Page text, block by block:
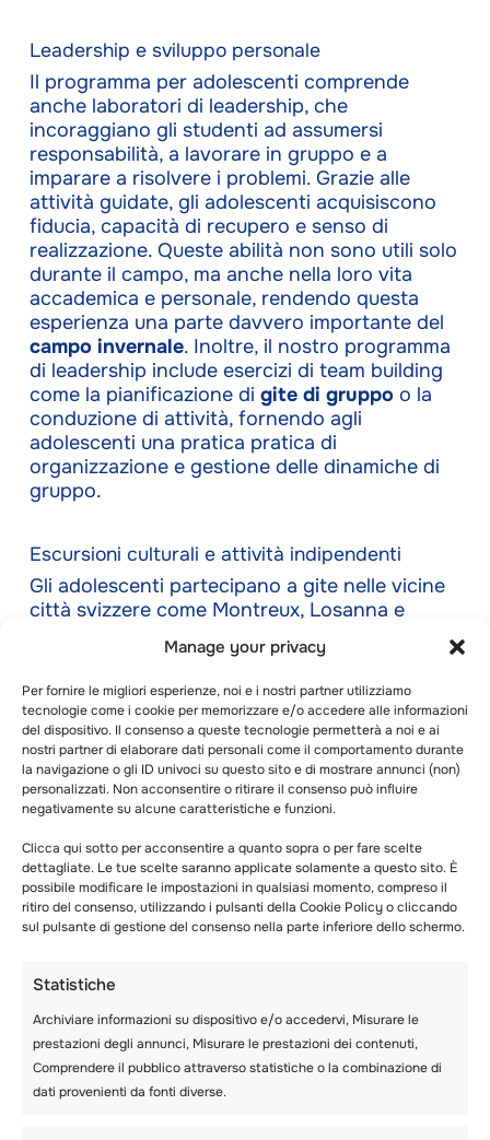
Manage your privacy
Per fornire le migliori esperienze, noi e i nostri partner utilizziamo
tecnologie come i cookie per memorizzare e/o accedere alle informazioni
del dispositivo. Il consenso a queste tecnologie permetterà a noi e ai
nostri partner di elaborare dati personali come il comportamento durante
la navigazione o gli ID univoci su questo sito e di mostrare annunci (non)
personalizzati. Non acconsentire o ritirare il consenso può influire
negativamente su alcune caratteristiche e funzioni.
Clicca qui sotto per acconsentire a quanto sopra o per fare scelte
dettagliate. Le tue scelte saranno applicate solamente a questo sito. È
possibile modificare le impostazioni in qualsiasi momento, compreso il
ritiro del consenso, utilizzando i pulsanti della Cookie Policy o cliccando
sul pulsante di gestione del consenso nella parte inferiore dello schermo.
Statistiche
Archiviare informazioni su dispositivo e/o accedervi, Misurare le
prestazioni degli annunci, Misurare le prestazioni dei contenuti,
Comprendere il pubblico attraverso statistiche o la combinazione di
dati provenienti da fonti diverse.
Leadership e sviluppo personale
Il programma per adolescenti comprende
anche laboratori di leadership, che
incoraggiano gli studenti ad assumersi
responsabilità, a lavorare in gruppo e a
imparare a risolvere i problemi. Grazie alle
attività guidate, gli adolescenti acquisiscono
fiducia, capacità di recupero e senso di
realizzazione. Queste abilità non sono utili solo
durante il campo, ma anche nella loro vita
accademica e personale, rendendo questa
esperienza una parte davvero importante del
campo invernale. Inoltre, il nostro programma
di leadership include esercizi di team building
come la pianificazione di gite di gruppoo la
conduzione di attività, fornendo agli
adolescenti una pratica pratica di
organizzazione e gestione delle dinamiche di
gruppo.
Escursioni culturali e attività indipendenti
Gli adolescenti partecipano a gite nelle vicine
città svizzere come Montreux, Losanna e
lingua e la storia della Svizzera. Le attività
serali includono eventi sociali, falò e incontri
après-ski, per una conclusione divertente e
memorabile di ogni giornata. Questi momenti
permettono agli studenti di riflettere sui
risultati raggiunti, di costruire amicizie e di
vivere appieno l’esperienza della vacanza
La sicurezza prima di
tutto: Protocolli di
completi
A Les Elfes lasicurezzaè la nostra massima
priorità. Il campus di Verbier è dotato di
telecamere di sicurezza e le nostre strutture